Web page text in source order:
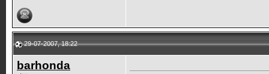
29-07-2007, 18:22
barhonda